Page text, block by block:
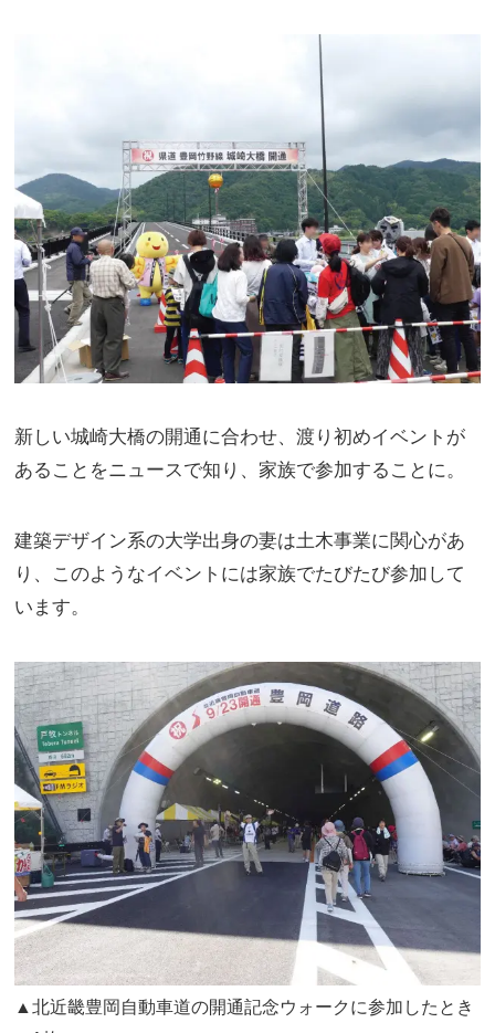
新しい城崎大橋の開通に合わせ、渡り初めイベントが
あることをニュースで知り、家族で参加することに。
建築デザイン系の大学出身の妻は土木事業に関心があ
り、このようなイベントには家族でたびたび参加して
います。
▲北近畿豊岡自動車道の開通記念ウォークに参加したとき